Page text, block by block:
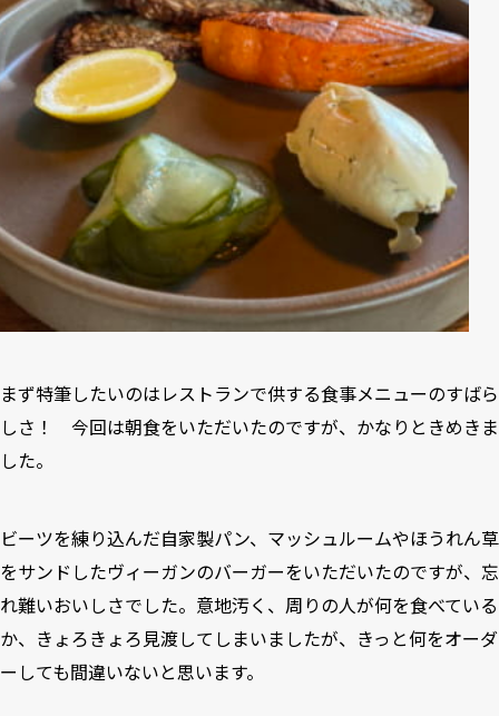
まず特筆したいのはレストランで供する食事メニューのすばら
しさ！ 今回は朝食をいただいたのですが、かなりときめきま
した。
ビーツを練り込んだ自家製パン、マッシュルームやほうれん草
をサンドしたヴィーガンのバーガーをいただいたのですが、忘
れ難いおいしさでした。意地汚く、周りの人が何を食べている
か、きょろきょろ見渡してしまいましたが、きっと何をオーダ
ーしても間違いないと思います。